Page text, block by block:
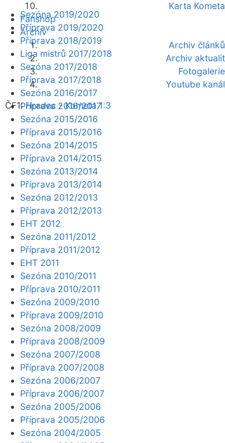
Karta Kometa
Fanshop
Archiv
Archiv článků
Archiv aktualit
Fotogalerie
Youtube kanál
ČF1:Hradec - Kometa 1:3
Sezóna 2019/2020
Příprava 2019/2020
Příprava 2018/2019
Liga mistrů 2017/2018
Sezóna 2017/2018
Příprava 2017/2018
Sezóna 2016/2017
Příprava 2016/2017
Sezóna 2015/2016
Příprava 2015/2016
Sezóna 2014/2015
Příprava 2014/2015
Sezóna 2013/2014
Příprava 2013/2014
Sezóna 2012/2013
Příprava 2012/2013
EHT 2012
Sezóna 2011/2012
Příprava 2011/2012
EHT 2011
Sezóna 2010/2011
Příprava 2010/2011
Sezóna 2009/2010
Příprava 2009/2010
Sezóna 2008/2009
Příprava 2008/2009
Sezóna 2007/2008
Příprava 2007/2008
Sezóna 2006/2007
Příprava 2006/2007
Sezóna 2005/2006
Příprava 2005/2006
Sezóna 2004/2005